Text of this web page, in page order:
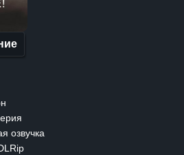
которые помогают героям
озвучка